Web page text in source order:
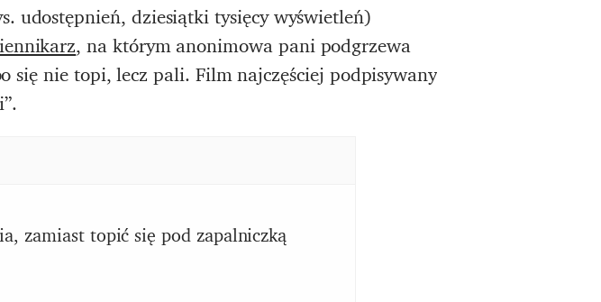
udostępnień, dziesiątki tysięcy wyświetleń)
, na którym anonimowa pani podgrzewa
się nie topi, lecz pali. Film najczęściej podpisywany
zamiast topić się pod zapalniczką